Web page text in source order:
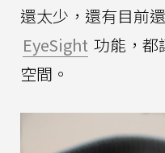
還太少，還有目前
EyeSight 功能，都
空間。